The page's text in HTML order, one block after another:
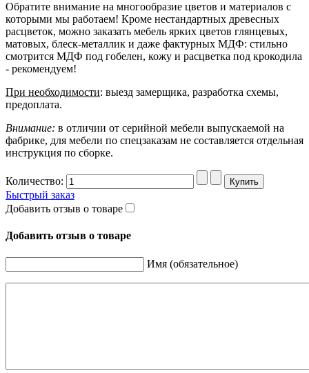
Обратите внимание на многообразие цветов и материалов с
которыми мы работаем! Кроме нестандартных древесных
расцветок, можно заказать мебель ярких цветов глянцевых,
матовых, блеск-металлик и даже фактурных МДФ: стильно
смотрится МДФ под гобелен, кожу и расцветка под крокодила
- рекомендуем!
При необходимости: выезд замерщика, разработка схемы,
предоплата.
Внимание: в отличии от серийной мебели выпускаемой на
фабрике, для мебели по спецзаказам не составляется отдельная
инструкция по сборке.
Количество:
Быстрый заказ
Добавить отзыв о товаре
Добавить отзыв о товаре
Имя (обязательное)